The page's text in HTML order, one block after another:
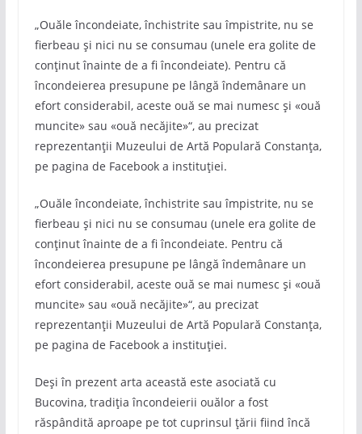
„Ouăle încondeiate, închistrite sau împistrite, nu se
fierbeau și nici nu se consumau (unele era golite de
conținut înainte de a fi încondeiate). Pentru că
încondeierea presupune pe lângă îndemânare un
efort considerabil, aceste ouă se mai numesc și «ouă
muncite» sau «ouă necăjite»“, au precizat
reprezentanții Muzeului de Artă Populară Constanța,
pe pagina de Facebook a instituției.
„Ouăle încondeiate, închistrite sau împistrite, nu se
fierbeau și nici nu se consumau (unele era golite de
conținut înainte de a fi încondeiate. Pentru că
încondeierea presupune pe lângă îndemânare un
efort considerabil, aceste ouă se mai numesc și «ouă
muncite» sau «ouă necăjite»“, au precizat
reprezentanții Muzeului de Artă Populară Constanța,
pe pagina de Facebook a instituției.
Deși în prezent arta această este asociată cu
Bucovina, tradiția încondeierii ouălor a fost
răspândită aproape pe tot cuprinsul țării fiind încă